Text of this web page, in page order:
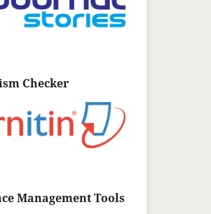
Checker
Management Tools